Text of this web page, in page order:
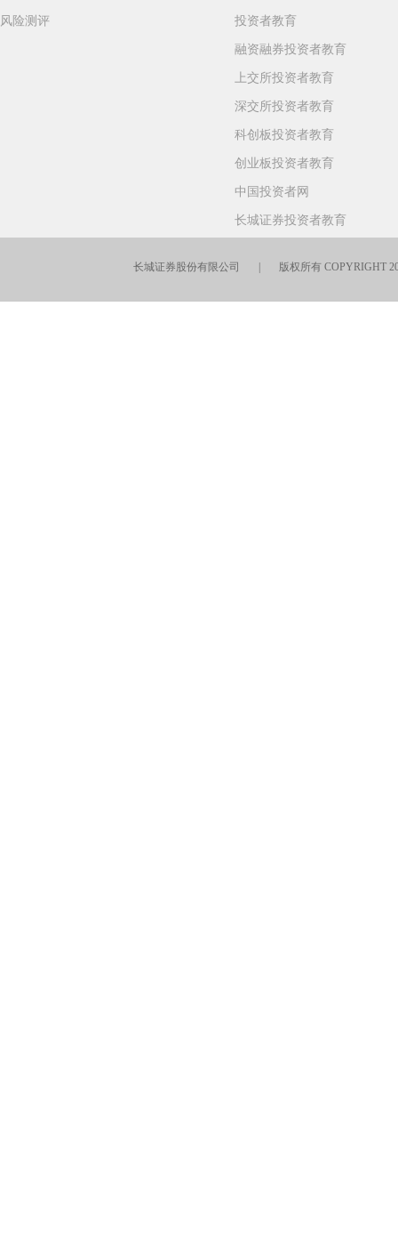
风险测评 投资者教育
融资融券投资者教育
上交所投资者教育
深交所投资者教育
科创板投资者教育
创业板投资者教育
中国投资者网
长城证券投资者教育
长城证券股份有限公司 | 版权所有 COPYRIGHT